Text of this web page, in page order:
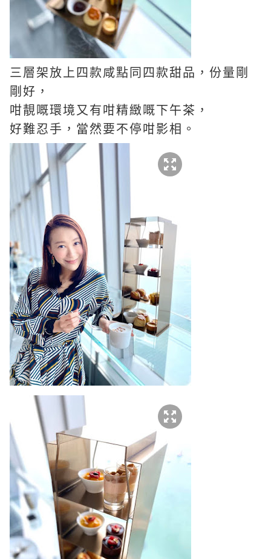
三層架放上四款咸點同四款甜品，份量剛
剛好，
咁靚嘅環境又有咁精緻嘅下午茶，
好難忍手，當然要不停咁影相。